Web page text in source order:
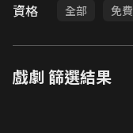
資格 全部 免費
戲劇 篩選結果